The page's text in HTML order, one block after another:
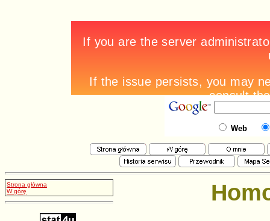
Web
Strona główna
W górę